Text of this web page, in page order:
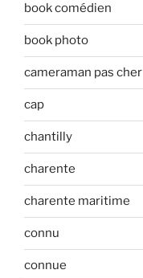
book comédien
book photo
cameraman pas cher
cap
chantilly
charente
charente maritime
connu
connue